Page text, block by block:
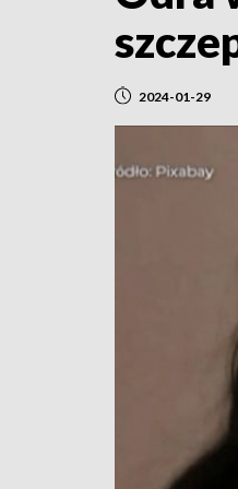
2024-01-29